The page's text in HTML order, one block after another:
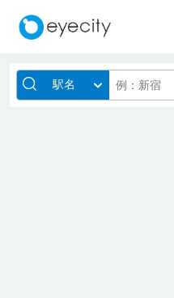
駅名